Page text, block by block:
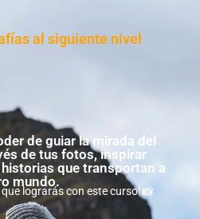
al siguiente nivel
de guiar la mirada del
de tus fotos, inspirar
que transportan a
mundo.
lograrás con este curso! 📸